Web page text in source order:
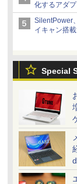
化するアダプ
SilentPower
イキャン搭
Special